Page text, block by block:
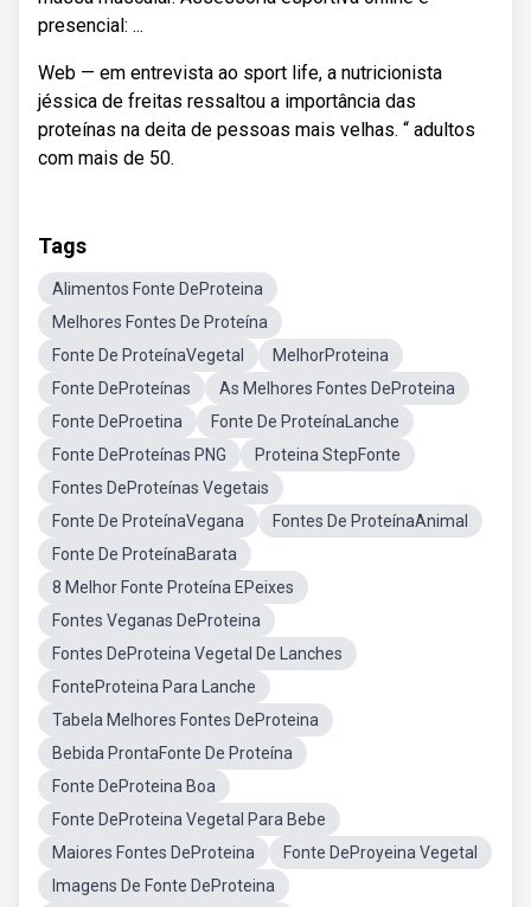
presencial: ...
Web — em entrevista ao sport life, a nutricionista
jéssica de freitas ressaltou a importância das
proteínas na deita de pessoas mais velhas. “ adultos
com mais de 50.
Tags
Alimentos Fonte DeProteina
Melhores Fontes De Proteína
Fonte De ProteínaVegetal
MelhorProteina
Fonte DeProteínas
As Melhores Fontes DeProteina
Fonte DeProetina
Fonte De ProteínaLanche
Fonte DeProteínas PNG
Proteina StepFonte
Fontes DeProteínas Vegetais
Fonte De ProteínaVegana
Fontes De ProteínaAnimal
Fonte De ProteínaBarata
8 Melhor Fonte Proteína EPeixes
Fontes Veganas DeProteina
Fontes DeProteina Vegetal De Lanches
FonteProteina Para Lanche
Tabela Melhores Fontes DeProteina
Bebida ProntaFonte De Proteína
Fonte DeProteina Boa
Fonte DeProteina Vegetal Para Bebe
Maiores Fontes DeProteina
Fonte DeProyeina Vegetal
Imagens De Fonte DeProteina